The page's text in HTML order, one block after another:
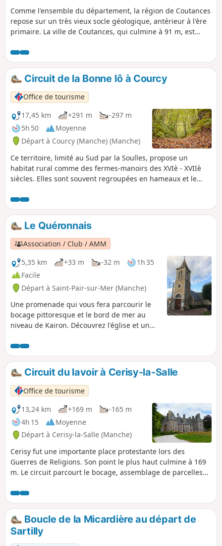
Comme l'ensemble du département, la région de Coutances
repose sur un très vieux socle géologique, antérieur à l'ère
primaire. La ville de Coutances, qui culmine à 91 m, est
Bulsard et le Prépont qui offrent un paysage vallonné
couvert par le bocage.
Circuit de la Bonne Iô à Courcy
Office de tourisme
17,45 km
+291 m
-297 m
5h 50
Moyenne
Départ à Courcy (Manche) (Manche)
Ce territoire, limité au Sud par la Soulles, propose un
habitat rural comme des fermes-manoirs des XVIè - XVIIè
siècles. Elles sont souvent regroupées en hameaux et le
la ferme. L'eau (la bonne iô) est présente partout sur le
parcours.
Le Quéronnais
Association / Club / AMM
5,35 km
+33 m -32 m
1h 35
Facile
Départ à Saint-Pair-sur-Mer (Manche)
Une promenade qui vous fera parcourir le
bocage pittoresque et le bord de mer au
niveau de Kairon. Découvrez l'église et un
Circuit du lavoir à Cerisy-la-Salle
Office de tourisme
13,24 km
+169 m
-165 m
4h 15
Moyenne
Départ à Cerisy-la-Salle (Manche)
Cerisy fut une importante place protestante lors des
Guerres de Religions. Son point le plus haut culmine à 169
m. Le circuit parcourt le bocage, assemblage de parcelles
dimensions inégales, limitées et closes par des haies vives
bordant des chemins creux qui abritent une faune et une
flore intéressantes.
Boucle de la Micardière au départ de
Sartilly